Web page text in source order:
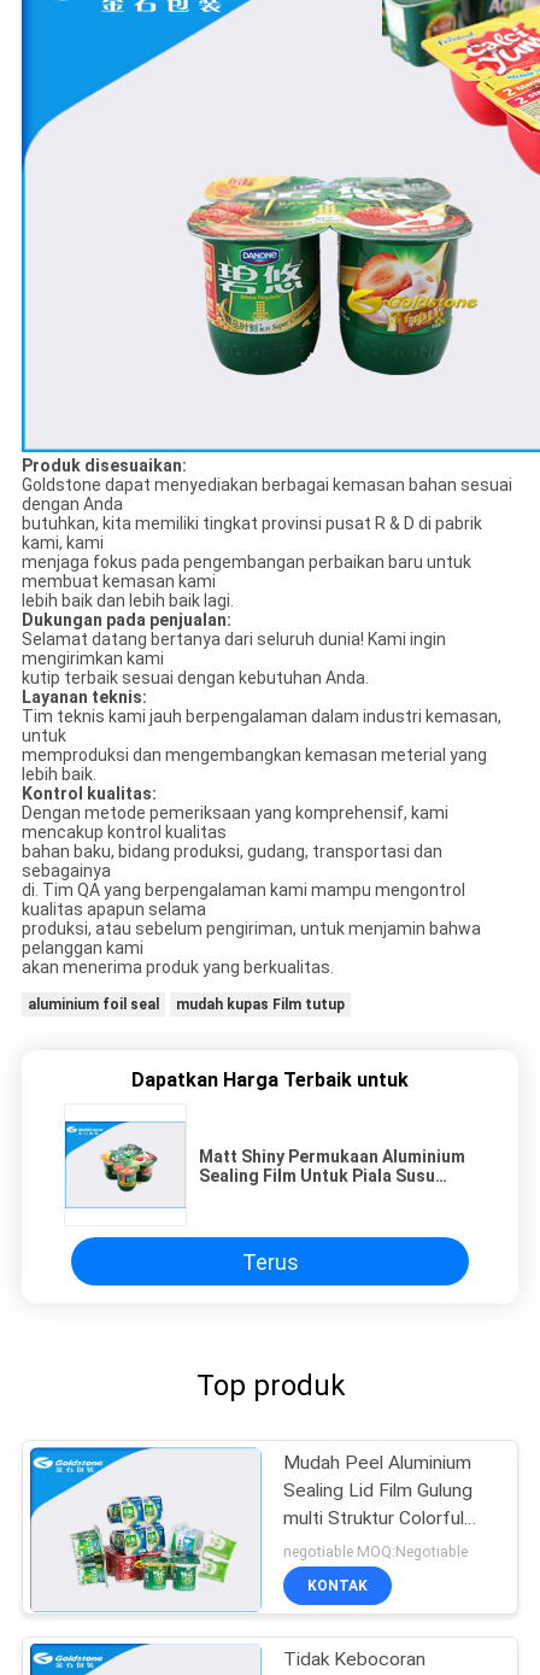
Produk disesuaikan:
Goldstone dapat menyediakan berbagai kemasan bahan sesuai
dengan Anda
butuhkan, kita memiliki tingkat provinsi pusat R & D di pabrik
kami, kami
menjaga fokus pada pengembangan perbaikan baru untuk
membuat kemasan kami
lebih baik dan lebih baik lagi.
Dukungan pada penjualan:
Selamat datang bertanya dari seluruh dunia! Kami ingin
mengirimkan kami
kutip terbaik sesuai dengan kebutuhan Anda.
Layanan teknis:
Tim teknis kami jauh berpengalaman dalam industri kemasan,
untuk
memproduksi dan mengembangkan kemasan meterial yang
lebih baik.
Kontrol kualitas:
Dengan metode pemeriksaan yang komprehensif, kami
mencakup kontrol kualitas
bahan baku, bidang produksi, gudang, transportasi dan
sebagainya
di. Tim QA yang berpengalaman kami mampu mengontrol
kualitas apapun selama
produksi, atau sebelum pengiriman, untuk menjamin bahwa
pelanggan kami
akan menerima produk yang berkualitas.
aluminium foil seal mudah kupas Film tutup
Dapatkan Harga Terbaik untuk
Matt Shiny Permukaan Aluminium
Sealing Film Untuk Piala Susu
Terus
Top produk
Mudah Peel Aluminium
Sealing Lid Film Gulung
multi Struktur Colorful
Percetakan
negotiable MOQ:Negotiable
KONTAK
Tidak Kebocoran